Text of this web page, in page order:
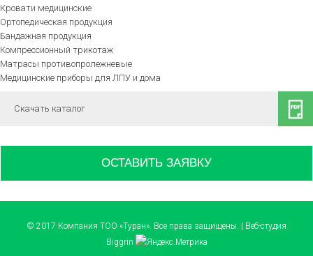
Кровати медицинские
Ортопедическая продукция
Бандажная продукция
Компрессионный трикотаж
Матрасы противопролежневые
Медицинские приборы для ЛПУ и дома
Скачать каталог
ОСТАВИТЬ ЗАЯВКУ
© 2017 Компания ТОО «Туран». Все права защищены. | Веб-студия
Biggrin